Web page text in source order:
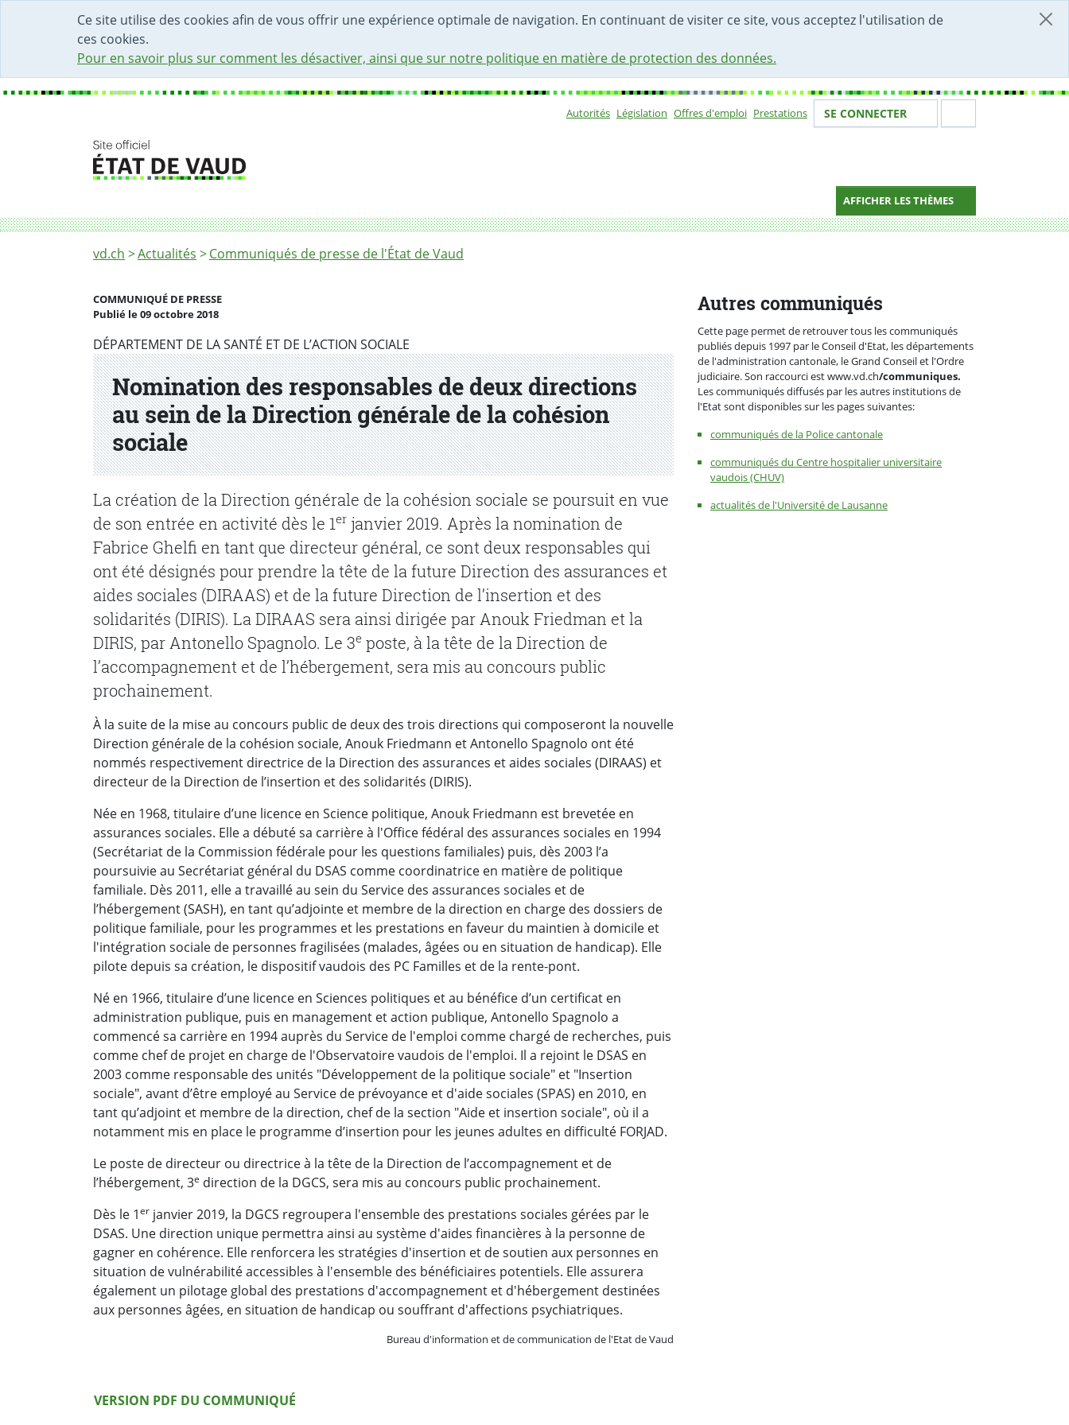
Ce site utilise des cookies afin de vous offrir une expérience optimale de navigation. En continuant de visiter ce site, vous acceptez l'utilisation de
ces cookies.
Pour en savoir plus sur comment les désactiver, ainsi que sur notre politique en matière de protection des données.
DÉBUT DU CONTENU DE LA PAGE
ACCÈS AU CHAMP DE RECHERCHE
PAGE D'ACCUEIL
FORMULAIRE DE CONTACT
Autorités Législation Offres d'emploi Prestations Votre identité
SE CONNECTER
AFFICHER LES THÈMES
Fil d'Ariane
vd.ch Actualités Communiqués de presse de l'État de Vaud
Nomination des responsables de deux directions au sein de la Direction générale de la cohésion sociale
Nomination des responsables de deux directions
au sein de la Direction générale de la cohésion
sociale
COMMUNIQUÉ DE PRESSE
Publié le 09 octobre 2018
Partenaire(s)
DÉPARTEMENT DE LA SANTÉ ET DE L’ACTION SOCIALE
La création de la Direction générale de la cohésion sociale se poursuit en vue
de son entrée en activité dès le 1er janvier 2019. Après la nomination de
Fabrice Ghelfi en tant que directeur général, ce sont deux responsables qui
ont été désignés pour prendre la tête de la future Direction des assurances et
aides sociales (DIRAAS) et de la future Direction de l’insertion et des
solidarités (DIRIS). La DIRAAS sera ainsi dirigée par Anouk Friedman et la
DIRIS, par Antonello Spagnolo. Le 3e poste, à la tête de la Direction de
l’accompagnement et de l’hébergement, sera mis au concours public
prochainement.
À la suite de la mise au concours public de deux des trois directions qui composeront la nouvelle
Direction générale de la cohésion sociale, Anouk Friedmann et Antonello Spagnolo ont été
nommés respectivement directrice de la Direction des assurances et aides sociales (DIRAAS) et
directeur de la Direction de l’insertion et des solidarités (DIRIS).
Née en 1968, titulaire d’une licence en Science politique, Anouk Friedmann est brevetée en
assurances sociales. Elle a débuté sa carrière à l'Office fédéral des assurances sociales en 1994
(Secrétariat de la Commission fédérale pour les questions familiales) puis, dès 2003 l’a
poursuivie au Secrétariat général du DSAS comme coordinatrice en matière de politique
familiale. Dès 2011, elle a travaillé au sein du Service des assurances sociales et de
l’hébergement (SASH), en tant qu’adjointe et membre de la direction en charge des dossiers de
politique familiale, pour les programmes et les prestations en faveur du maintien à domicile et
l'intégration sociale de personnes fragilisées (malades, âgées ou en situation de handicap). Elle
pilote depuis sa création, le dispositif vaudois des PC Familles et de la rente-pont.
Né en 1966, titulaire d’une licence en Sciences politiques et au bénéfice d’un certificat en
administration publique, puis en management et action publique, Antonello Spagnolo a
commencé sa carrière en 1994 auprès du Service de l'emploi comme chargé de recherches, puis
comme chef de projet en charge de l'Observatoire vaudois de l'emploi. Il a rejoint le DSAS en
2003 comme responsable des unités "Développement de la politique sociale" et "Insertion
sociale", avant d’être employé au Service de prévoyance et d'aide sociales (SPAS) en 2010, en
tant qu’adjoint et membre de la direction, chef de la section "Aide et insertion sociale", où il a
notamment mis en place le programme d’insertion pour les jeunes adultes en difficulté FORJAD.
Le poste de directeur ou directrice à la tête de la Direction de l’accompagnement et de
l’hébergement, 3e direction de la DGCS, sera mis au concours public prochainement.
Dès le 1er janvier 2019, la DGCS regroupera l'ensemble des prestations sociales gérées par le
DSAS. Une direction unique permettra ainsi au système d'aides financières à la personne de
gagner en cohérence. Elle renforcera les stratégies d'insertion et de soutien aux personnes en
situation de vulnérabilité accessibles à l'ensemble des bénéficiaires potentiels. Elle assurera
également un pilotage global des prestations d'accompagnement et d'hébergement destinées
aux personnes âgées, en situation de handicap ou souffrant d'affections psychiatriques.
Bureau d'information et de communication de l'Etat de Vaud
Version PDF
VERSION PDF DU COMMUNIQUÉ
Autres communiqués
Cette page permet de retrouver tous les communiqués
publiés depuis 1997 par le Conseil d'Etat, les départements
de l'administration cantonale, le Grand Conseil et l'Ordre
judiciaire. Son raccourci est www.vd.ch/communiques.
Les communiqués diffusés par les autres institutions de
l'Etat sont disponibles sur les pages suivantes:
communiqués de la Police cantonale
communiqués du Centre hospitalier universitaire
vaudois (CHUV)
actualités de l'Université de Lausanne